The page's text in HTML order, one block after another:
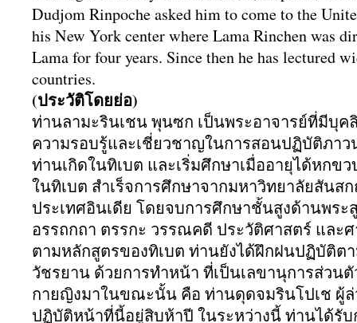
Dudjom Rinpoche asked him to come to the
his New York center where Lama Rinchen was
Lama for four years. Since then he has lectured
countries.
(ประวัติโดยย่อ)
ท่านลามะรินเชน พุนซก เป็นพระอาจารย์ที่มีบุค
ความรอบรู้และเชี่ยวชาญในการสอนปฏิบัติภาว
ท่านเกิดในทิเบต และเริ่มศึกษาเมื่ออายุได้หกขว
ในทิเบต สำเร็จการศึกษาจากมหาวิทยาลัยสันส
ประเทศอินเดีย โดยจบการศึกษาชั้นสูงด้านพระ
อรรถกถา ตรรกะ วรรณคดี ประวัติศาสตร์ และ
ตามหลักสูตรของทิเบต ท่านยังได้ฝึกฝนปฏิบัติต
วัชรยาน ด้วยการทำหน้า ที่เป็นเลขานุการส่วน
กายญิงมาในขณะนั้น คือ ท่านดุดจมรินโปเช ผู้ล่
ปฏิบัติหน้าที่นี้อยู่สิบห้าปี ในระหว่างนี้ ท่านได้รั